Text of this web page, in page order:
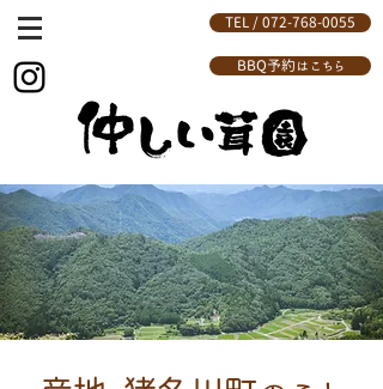
TEL / 072-768-0055
BBQ予約はこちら